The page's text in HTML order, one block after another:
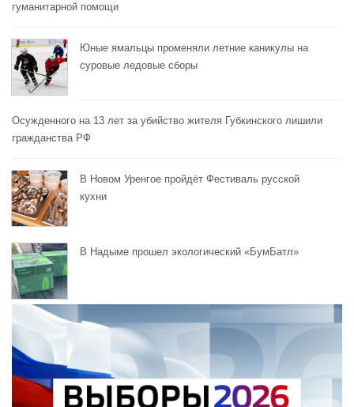
гуманитарной помощи
Юные ямальцы променяли летние каникулы на
суровые ледовые сборы
Осужденного на 13 лет за убийство жителя Губкинского лишили
гражданства РФ
В Новом Уренгое пройдёт Фестиваль русской
кухни
В Надыме прошел экологический «БумБатл»